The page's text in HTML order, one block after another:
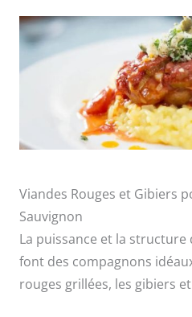
Viandes Rouges et Gibiers
Sauvignon
La puissance et la structure
font des compagnons
rouges grillées, les gibiers